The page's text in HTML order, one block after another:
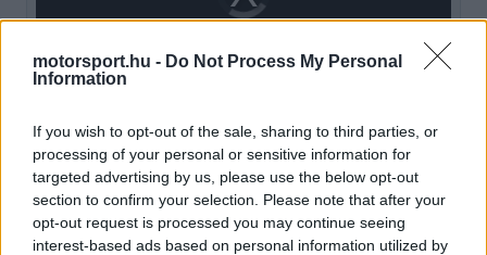
motorsport.hu - Do Not Process My Personal
Information
If you wish to opt-out of the sale, sharing to third parties, or
processing of your personal or sensitive information for
targeted advertising by us, please use the below opt-out
section to confirm your selection. Please note that after your
opt-out request is processed you may continue seeing
interest-based ads based on personal information utilized by
loading.
modal
window.
A Las Vegas-i verseny köré szervezett programok
is ráirányítják a figyelmet a megújult
együttműködésre, a Google ugyanis a Sphere